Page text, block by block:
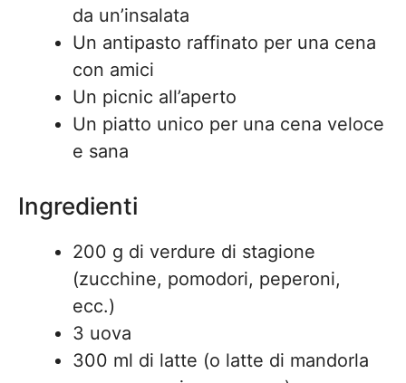
da un’insalata
Un antipasto raffinato per una cena
con amici
Un picnic all’aperto
Un piatto unico per una cena veloce
e sana
Ingredienti
200 g di verdure di stagione
(zucchine, pomodori, peperoni,
ecc.)
3 uova
300 ml di latte (o latte di mandorla